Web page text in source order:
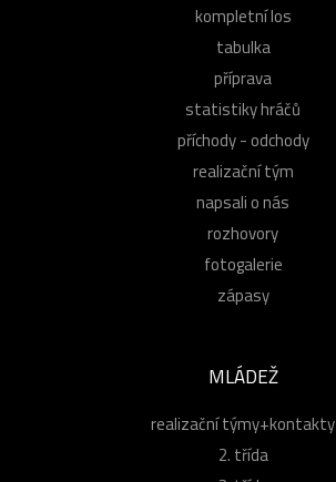
kompletní los
tabulka
příprava
statistiky hráčů
příchody - odchody
realizační tým
napsali o nás
rozhovory
fotogalerie
zápasy
MLÁDEŽ
realizační týmy+kontakty
2. třída